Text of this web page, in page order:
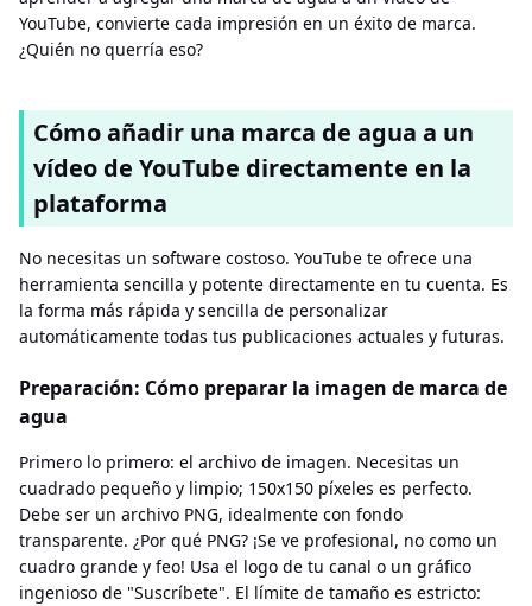
YouTube, convierte cada impresión en un éxito de marca.
¿Quién no querría eso?
Cómo añadir una marca de agua a un
vídeo de YouTube directamente en la
plataforma
No necesitas un software costoso. YouTube te ofrece una
herramienta sencilla y potente directamente en tu cuenta. Es
la forma más rápida y sencilla de personalizar
automáticamente todas tus publicaciones actuales y futuras.
Preparación: Cómo preparar la imagen de marca de
agua
Primero lo primero: el archivo de imagen. Necesitas un
cuadrado pequeño y limpio; 150x150 píxeles es perfecto.
Debe ser un archivo PNG, idealmente con fondo
transparente. ¿Por qué PNG? ¡Se ve profesional, no como un
cuadro grande y feo! Usa el logo de tu canal o un gráfico
ingenioso de "Suscríbete". El límite de tamaño es estricto: